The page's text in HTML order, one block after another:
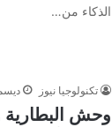
الذكاء من…
تكنولوجيا نيوز ديسمبر